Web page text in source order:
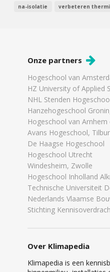
na-isolatie
verbeteren
Onze partners
Hogeschool van
HZ University of Applied
NHL Stenden
Hanzehogeschool
Hogeschool van
Avans Hogeschool,
De Haagse Hogeschool
Hogeschool Utrecht
Windesheim, Zwolle
Hogeschool Inholland
Technische Universiteit
Nederlands Vlaamse
Stichting
Over Klimapedia
Klimapedia is een